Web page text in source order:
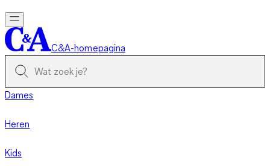
C&A-homepagina
Dames
Heren
Kids